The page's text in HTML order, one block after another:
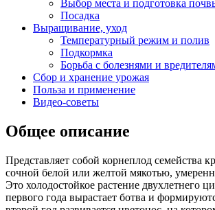
Выбор места и подготовка
Посадка
Выращивание, уход
Температурный режим и полив
Подкормка
Борьба с болезнями и
Сбор и хранение урожая
Польза и применение
Видео-советы
Общее описание
Представляет собой корнеплод семейства
сочной белой или желтой мякотью,
Это холодостойкое растение двухлетнего
первого года вырастает ботва и